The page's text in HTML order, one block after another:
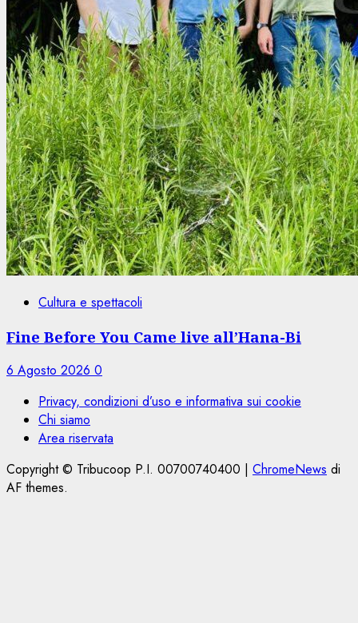
Cultura e spettacoli
Fine Before You Came live all’Hana-Bi
6 Agosto 2026 0
Privacy, condizioni d’uso e informativa sui cookie
Chi siamo
Area riservata
Copyright © Tribucoop P.I. 00700740400 | ChromeNews di
AF themes.